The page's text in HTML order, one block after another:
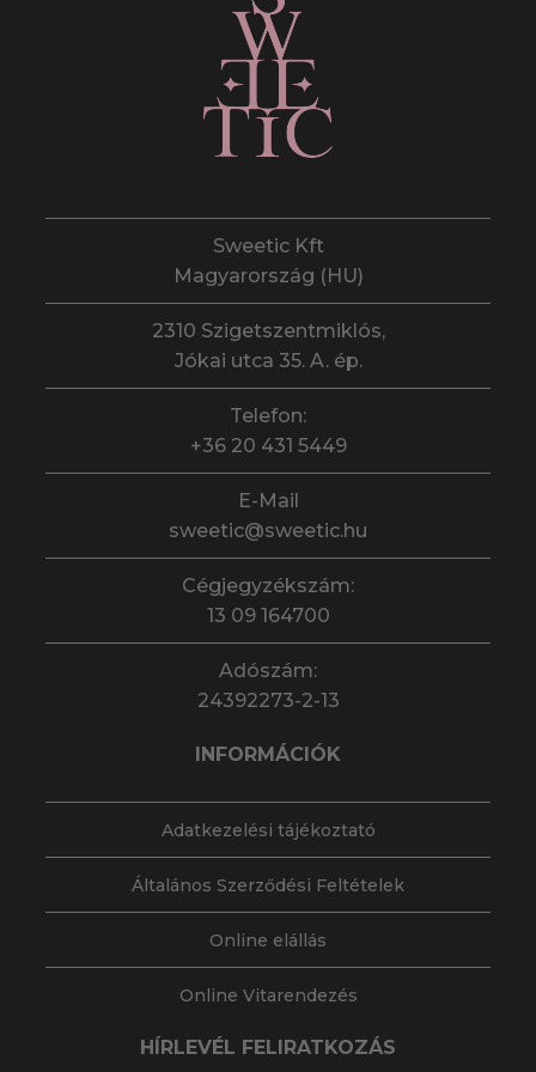
Sweetic Kft
Magyarország (HU)
2310 Szigetszentmiklós,
Jókai utca 35. A. ép.
Telefon:
+36 20 431 5449
E-Mail
sweetic@sweetic.hu
Cégjegyzékszám:
13 09 164700
Adószám:
24392273-2-13
INFORMÁCIÓK
Adatkezelési tájékoztató
Általános Szerződési Feltételek
Online elállás
Online Vitarendezés
HÍRLEVÉL FELIRATKOZÁS